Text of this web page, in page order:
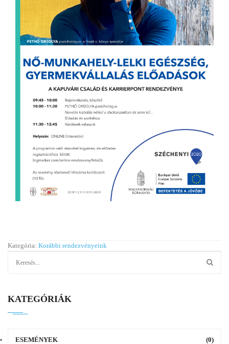
Kategória: Korábbi rendezvényeink
KATEGÓRIÁK
ESEMÉNYEK (0)